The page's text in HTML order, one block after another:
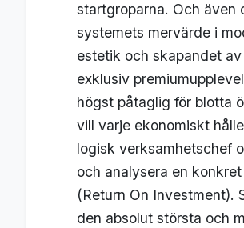
startgroparna. Och även
systemets mervärde i
estetik och skapandet av
exklusiv
högst påtaglig för blotta
vill varje ekonomiskt
logisk verksamhetschef
och analysera en konkret
(Return On Investment).
den absolut största och